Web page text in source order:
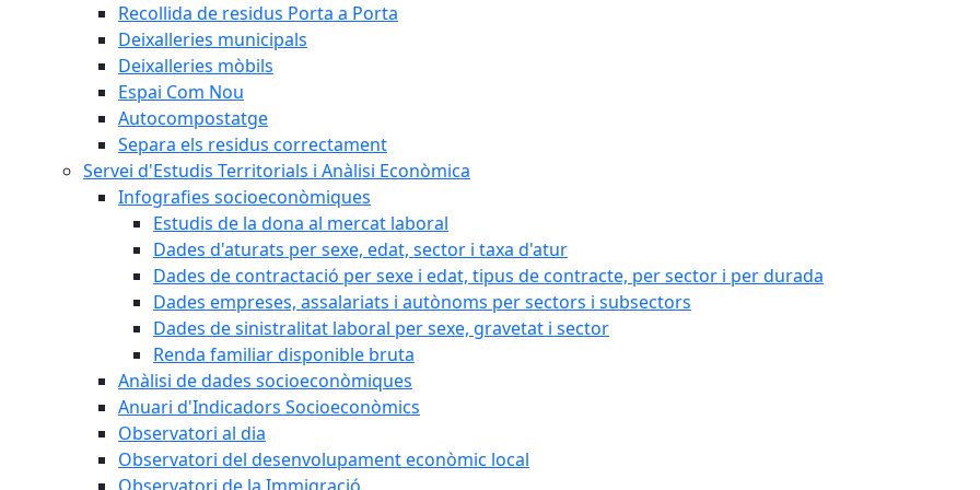
Recollida de residus Porta a Porta
Deixalleries municipals
Deixalleries mòbils
Espai Com Nou
Autocompostatge
Separa els residus correctament
Servei d'Estudis Territorials i Anàlisi Econòmica
Infografies socioeconòmiques
Estudis de la dona al mercat laboral
Dades d'aturats per sexe, edat, sector i taxa d'atur
Dades de contractació per sexe i edat, tipus de contracte, per sector i per durada
Dades empreses, assalariats i autònoms per sectors i subsectors
Dades de sinistralitat laboral per sexe, gravetat i sector
Renda familiar disponible bruta
Anàlisi de dades socioeconòmiques
Anuari d'Indicadors Socioeconòmics
Observatori al dia
Observatori del desenvolupament econòmic local